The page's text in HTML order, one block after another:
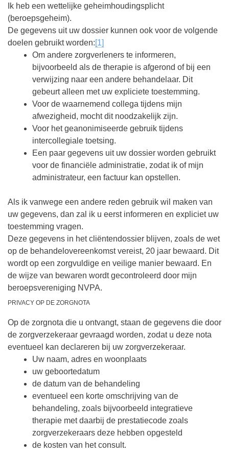
Ik heb een wettelijke geheimhoudingsplicht
(beroepsgeheim).
De gegevens uit uw dossier kunnen ook voor de volgende
doelen gebruikt worden:[1]
Om andere zorgverleners te informeren,
bijvoorbeeld als de therapie is afgerond of bij een
verwijzing naar een andere behandelaar. Dit
gebeurt alleen met uw expliciete toestemming.
Voor de waarnemend collega tijdens mijn
afwezigheid, mocht dit noodzakelijk zijn.
Voor het geanonimiseerde gebruik tijdens
intercollegiale toetsing.
Een paar gegevens uit uw dossier worden gebruikt
voor de financiële administratie, zodat ik of mijn
administrateur, een factuur kan opstellen.
Als ik vanwege een andere reden gebruik wil maken van
uw gegevens, dan zal ik u eerst informeren en expliciet uw
toestemming vragen.
Deze gegevens in het cliëntendossier blijven, zoals de wet
op de behandelovereenkomst vereist, 20 jaar bewaard. Dit
wordt op een zorgvuldige en veilige manier bewaard. En
de wijze van bewaren wordt gecontroleerd door mijn
beroepsvereniging NVPA.
PRIVACY OP DE ZORGNOTA
Op de zorgnota die u ontvangt, staan de gegevens die door
de zorgverzekeraar gevraagd worden, zodat u deze nota
eventueel kan declareren bij uw zorgverzekeraar.
Uw naam, adres en woonplaats
uw geboortedatum
de datum van de behandeling
eventueel een korte omschrijving van de
behandeling, zoals bijvoorbeeld integratieve
therapie met daarbij de prestatiecode zoals
zorgverzekeraars deze hebben opgesteld
de kosten van het consult.